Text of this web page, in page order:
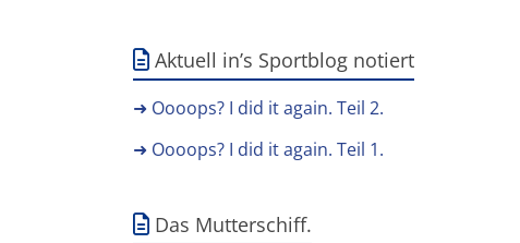
Aktuell in’s Sportblog notiert
➜ Oooops? I did it again. Teil 2.
➜ Oooops? I did it again. Teil 1.
Das Mutterschiff.